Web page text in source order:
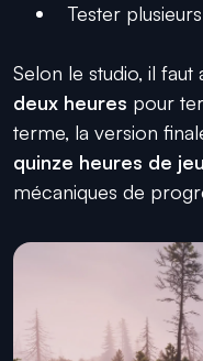
Tester
Selon le studio, il
deux heures pour
terme, la version
quinze heures de jeu
mécaniques de